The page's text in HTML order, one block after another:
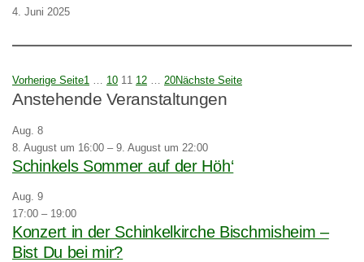
4. Juni 2025
Vorherige Seite1 10 11 12 20Nächste Seite
Anstehende Veranstaltungen
Aug. 8
8. August um 16:00 – 9. August um 22:00
Schinkels Sommer auf der Höh‘
Aug. 9
17:00 – 19:00
Konzert in der Schinkelkirche Bischmisheim –
Bist Du bei mir?